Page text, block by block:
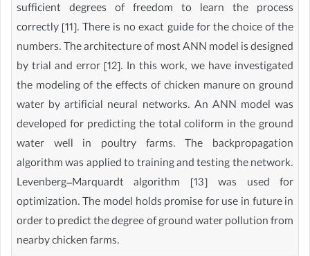
sufficient degrees of freedom to learn the process
correctly [11]. There is no exact guide for the choice of the
numbers. The architecture of most ANN model is designed
by trial and error [12]. In this work, we have investigated
the modeling of the effects of chicken manure on ground
water by artificial neural networks. An ANN model was
developed for predicting the total coliform in the ground
water well in poultry farms. The backpropagation
algorithm was applied to training and testing the network.
Levenberg–Marquardt algorithm [13] was used for
optimization. The model holds promise for use in future in
order to predict the degree of ground water pollution from
nearby chicken farms.